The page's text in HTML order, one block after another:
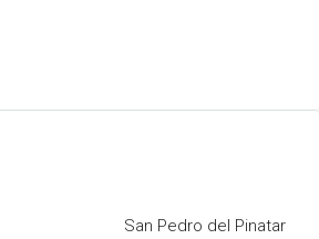
San Pedro del Pinatar